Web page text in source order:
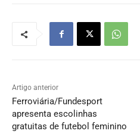
Artigo anterior
Ferroviária/Fundesport
apresenta escolinhas
gratuitas de futebol feminino